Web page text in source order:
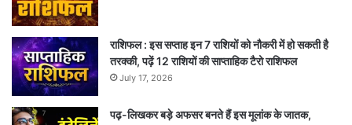
राशिफल : इस सप्ताह इन 7 राशियों को नौकरी में हो सकती है
तरक्की, पढ़ें 12 राशियों की साप्ताहिक टैरो राशिफल
July 17, 2026
पढ़-लिखकर बड़े अफसर बनते हैं इस मूलांक के जातक,